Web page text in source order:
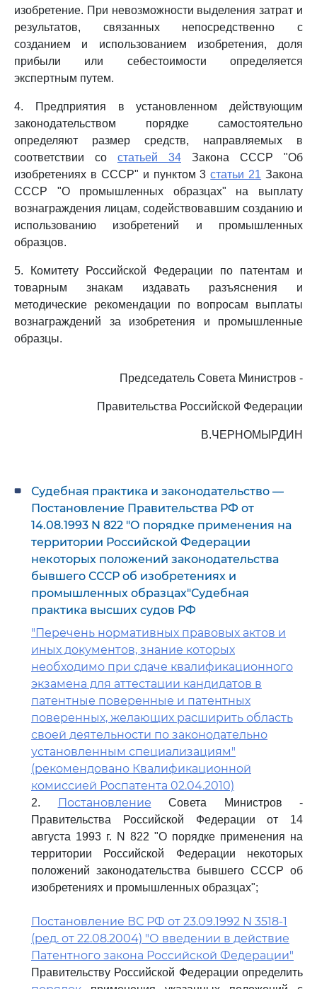
изобретение. При невозможности выделения затрат и
результатов, связанных непосредственно с
созданием и использованием изобретения, доля
прибыли или себестоимости определяется
экспертным путем.
4. Предприятия в установленном действующим
законодательством порядке самостоятельно
определяют размер средств, направляемых в
соответствии со статьей 34 Закона СССР "Об
изобретениях в СССР" и пунктом 3статьи 21 Закона
СССР "О промышленных образцах" на выплату
вознаграждения лицам, содействовавшим созданию и
использованию изобретений и промышленных
образцов.
5. Комитету Российской Федерации по патентам и
товарным знакам издавать разъяснения и
методические рекомендации по вопросам выплаты
вознаграждений за изобретения и промышленные
образцы.
Председатель Совета Министров -
Правительства Российской Федерации
В.ЧЕРНОМЫРДИН
Судебная практика и законодательство —
Постановление Правительства РФ от
14.08.1993 N 822 "О порядке применения на
территории Российской Федерации
некоторых положений законодательства
бывшего СССР об изобретениях и
промышленных образцах"Судебная
практика высших судов РФ
"Перечень нормативных правовых актов и
иных документов, знание которых
необходимо при сдаче квалификационного
экзамена для аттестации кандидатов в
патентные поверенные и патентных
поверенных, желающих расширить область
своей деятельности по законодательно
установленным специализациям"
(рекомендовано Квалификационной
комиссией Роспатента 02.04.2010)
2. Постановление Совета Министров -
Правительства Российской Федерации от 14
августа 1993 г. N 822 "О порядке применения на
территории Российской Федерации некоторых
положений законодательства бывшего СССР об
изобретениях и промышленных образцах";
Постановление ВС РФ от 23.09.1992 N 3518-1
(ред. от 22.08.2004) "О введении в действие
Патентного закона Российской Федерации"
Правительству Российской Федерации определить